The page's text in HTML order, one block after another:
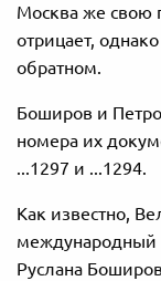
Москва же свою
отрицает,
обратном.
Боширов и
номера их
...1297 и ...1294.
Как известно,
международный
Руслана